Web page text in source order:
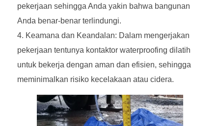
pekerjaan sehingga Anda yakin bahwa bangunan
Anda benar-benar terlindungi.
Keamana dan Keandalan: Dalam mengerjakan
pekerjaan tentunya kontaktor waterproofing dilatih
untuk bekerja dengan aman dan efisien, sehingga
meminimalkan risiko kecelakaan atau cidera.